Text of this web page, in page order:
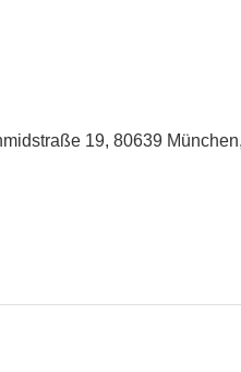
19, 80639